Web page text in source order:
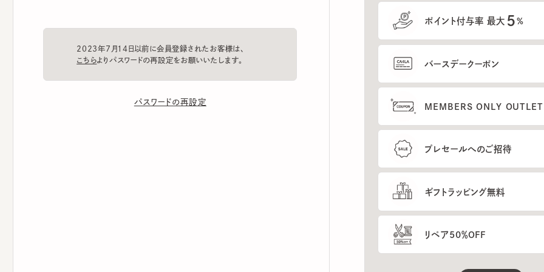
2023年7月14日以前に会員登録されたお客様は、
パスワードの再設定
ポイント付与率 最大 %
バースデークーポン
MEMBERS ONLY OUTLETのご
プレセールへのご招待
ギフトラッピング無料
リペア50％OFF